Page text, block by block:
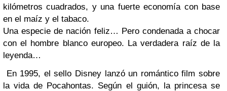
kilómetros cuadrados, y una fuerte economía con base
en el maíz y el tabaco.
Una especie de nación feliz… Pero condenada a chocar
con el hombre blanco europeo. La verdadera raíz de la
leyenda…
En 1995, el sello Disney lanzó un romántico film sobre
la vida de Pocahontas. Según el guión, la princesa se